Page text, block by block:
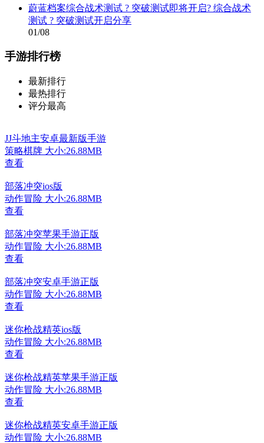
蔚蓝档案综合战术测试 ? 突破测试即将开启? 综合战术
测试 ? 突破测试开启分享
01/08
手游排行榜
最新排行
最热排行
评分最高
JJ斗地主安卓最新版手游
策略棋牌 大小:26.88MB
查看
部落冲突ios版
动作冒险 大小:26.88MB
查看
部落冲突苹果手游正版
动作冒险 大小:26.88MB
查看
部落冲突安卓手游正版
动作冒险 大小:26.88MB
查看
迷你枪战精英ios版
动作冒险 大小:26.88MB
查看
迷你枪战精英苹果手游正版
动作冒险 大小:26.88MB
查看
迷你枪战精英安卓手游正版
动作冒险 大小:26.88MB